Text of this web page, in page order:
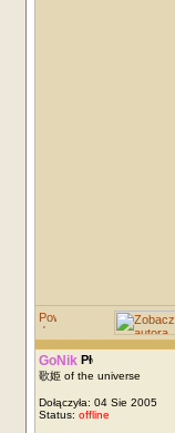
GoNik
歌姫 of the universe
Dołączyła: 04 Sie 2005
Status: offline